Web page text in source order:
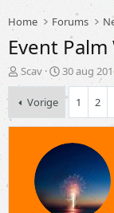
Home Forums
Event Palm
T
o
p
c
Scav
S
t
a
t
d
u
m
30 aug
Vorige 1 2